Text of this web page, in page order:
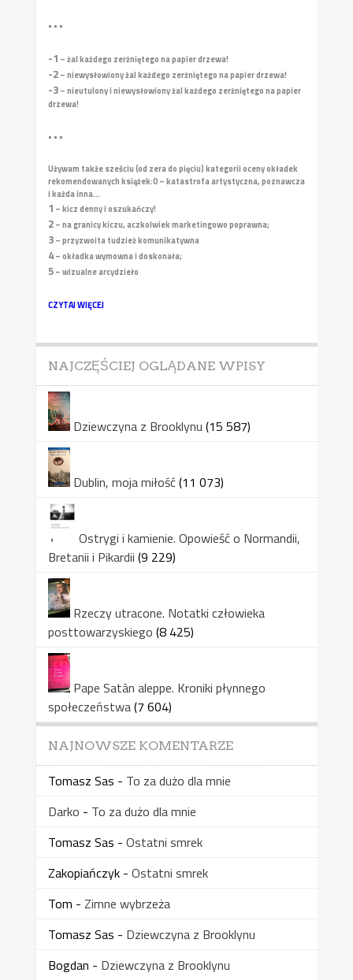
• • •
-1 – żal każdego zerżniętego na papier drzewa!
-2– niewysłowiony żal każdego zerżniętego na papier drzewa!
-3– nieutulony i niewysłowiony żal każdego zerżniętego na papier
drzewa!
• • •
Używam także sześciu (od zera do pięciu) kategorii oceny okładek
rekomendowanych książek:0 – katastrofa artystyczna, poznawcza
i każda inna...
1 – kicz denny i oszukańczy!
2– na granicy kiczu, aczkolwiek marketingowo poprawna;
3– przyzwoita tudzież komunikatywna
4– okładka wymowna i doskonała;
5– wizualne arcydzieło
CZYTAJ WIĘCEJ
NAJCZĘŚCIEJ OGLĄDANE WPISY
Dziewczyna z Brooklynu (15 587)
Dublin, moja miłość(11 073)
Ostrygi i kamienie. Opowieść o Normandii,
Bretanii i Pikardii (9 229)
Rzeczy utracone. Notatki człowieka
posttowarzyskiego (8 425)
Pape Satàn aleppe. Kroniki płynnego
społeczeństwa(7 604)
NAJNOWSZE KOMENTARZE
Tomasz Sas - To za dużo dla mnie
Darko - To za dużo dla mnie
Tomasz Sas - Ostatni smrek
Zakopiańczyk- Ostatni smrek
Tom - Zimne wybrzeża
Tomasz Sas - Dziewczyna z Brooklynu
Bogdan - Dziewczyna z Brooklynu